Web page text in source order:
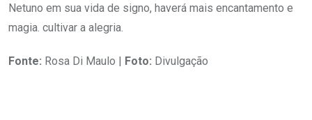
Netuno em sua vida de signo, haverá mais encantamento e
magia. cultivar a alegria.
Fonte: Rosa Di Maulo | Foto: Divulgação